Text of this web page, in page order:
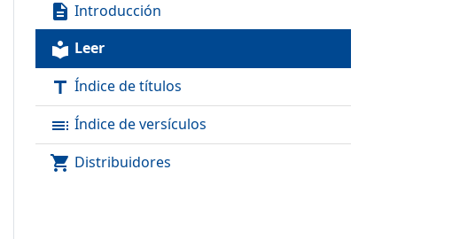
description Introducción
local_library Leer
title Índice de títulos
toc Índice de versículos
shopping_cart Distribuidores